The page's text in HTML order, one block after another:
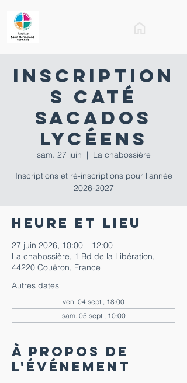
Inscription
s caté
sacados
lycéens
sam. 27 juin
  |
La chabossière
Inscriptions et ré-inscriptions pour l'année
2026-2027
Heure et lieu
27 juin 2026, 10:00 – 12:00
La chabossière, 1 Bd de la Libération,
44220 Couëron, France
Autres dates
ven. 04 sept., 18:00
sam. 05 sept., 10:00
À propos de
l'événement